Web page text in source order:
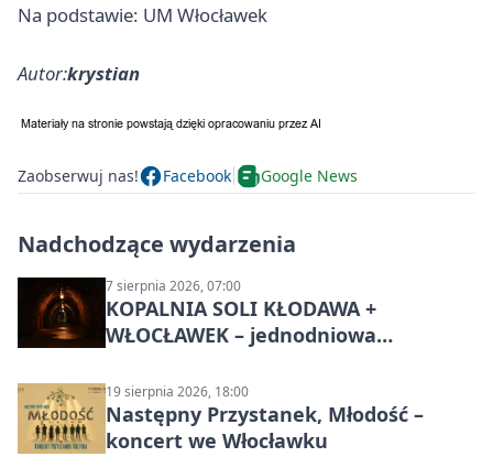
Na podstawie: UM Włocławek
Autor:krystian
Zaobserwuj nas! Facebook Google News
Nadchodzące wydarzenia
7 sierpnia 2026, 07:00
KOPALNIA SOLI KŁODAWA +
WŁOCŁAWEK – jednodniowa
19 sierpnia 2026, 18:00
Następny Przystanek, Młodość –
koncert we Włocławku